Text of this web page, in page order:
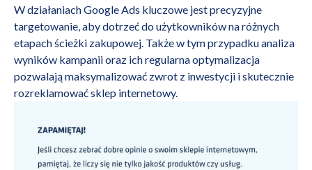
W działaniach Google Ads kluczowe jest precyzyjne
targetowanie, aby dotrzeć do użytkowników na różnych
etapach ścieżki zakupowej. Także w tym przypadku analiza
wyników kampanii oraz ich regularna optymalizacja
pozwalają maksymalizować zwrot z inwestycji i skutecznie
rozreklamować sklep internetowy.